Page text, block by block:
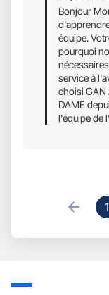
Bonjour
équipe.
pourquoi
service à
choisi GAN
DAME
l'équipe de
1